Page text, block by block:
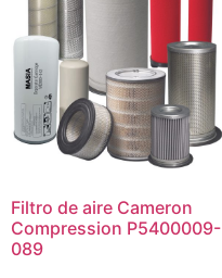
Filtro de aire Cameron
Compression P5400009-
089